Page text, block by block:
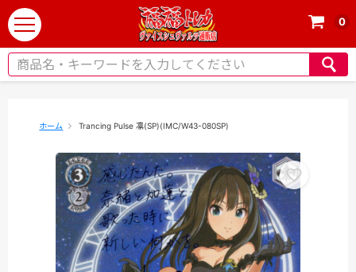
t
o
g
0
ホーム Trancing Pulse 凛(SP)(IMC/W43-080SP)